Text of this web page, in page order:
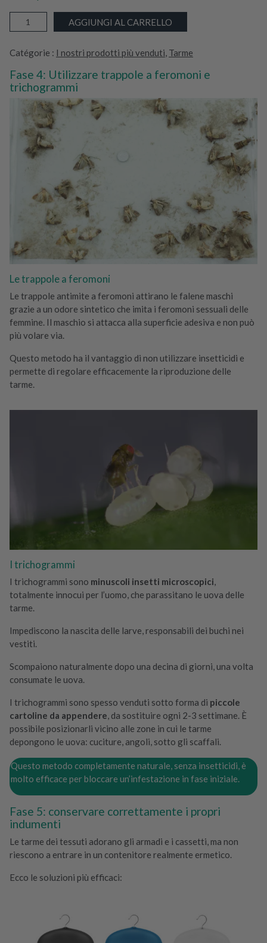
I
T
P
O
e
R
e
p
e
l
l
n
t
e
a
l
u
a
n
t
t
à
AGGIUNGI AL CARRELLO
Catégorie : I nostri prodotti più venduti, Tarme
Fase 4: Utilizzare trappole a feromoni e
trichogrammi
Le trappole a feromoni
Le trappole antimite a feromoni attirano le falene maschi
grazie a un odore sintetico che imita i feromoni sessuali delle
femmine. Il maschio si attacca alla superficie adesiva e non può
più volare via.
Questo metodo ha il vantaggio di non utilizzare insetticidi e
permette di regolare efficacemente la riproduzione delle
tarme.
I trichogrammi
I trichogrammi sono minuscoli insetti microscopici,
totalmente innocui per l’uomo, che parassitano le uova delle
tarme.
Impediscono la nascita delle larve, responsabili dei buchi nei
vestiti.
Scompaiono naturalmente dopo una decina di giorni, una volta
consumate le uova.
I trichogrammi sono spesso venduti sotto forma di piccole
cartoline da appendere, da sostituire ogni 2-3 settimane. È
possibile posizionarli vicino alle zone in cui le tarme
depongono le uova: cuciture, angoli, sotto gli scaffali.
Questo metodo completamente naturale, senza insetticidi, è
molto efficace per bloccare un’infestazione in fase iniziale.
Fase 5: conservare correttamente i propri
indumenti
Le tarme dei tessuti adorano gli armadi e i cassetti, ma non
riescono a entrare in un contenitore realmente ermetico.
Ecco le soluzioni più efficaci: